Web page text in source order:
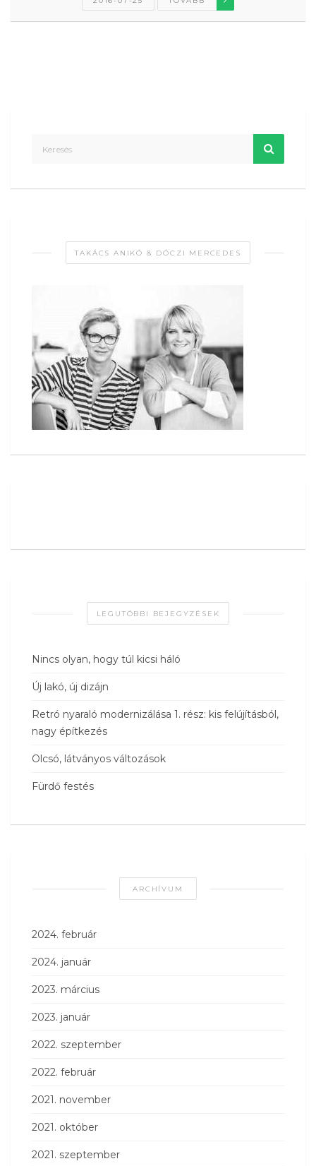
TAKÁCS ANIKÓ & DÓCZI MERCEDES
LEGUTÓBBI BEJEGYZÉSEK
Nincs olyan, hogy túl kicsi háló
Új lakó, új dizájn
Retró nyaraló modernizálása 1. rész: kis felújításból,
nagy építkezés
Olcsó, látványos változások
Fürdő festés
ARCHÍVUM
2024. február
2024. január
2023. március
2023. január
2022. szeptember
2022. február
2021. november
2021. október
2021. szeptember